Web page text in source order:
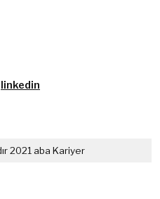
linkedin
2021 aba Kariyer